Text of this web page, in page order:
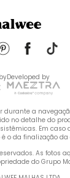
Developed by
durante a
no detalhe do
Em caso
o da finalização
do Grupo